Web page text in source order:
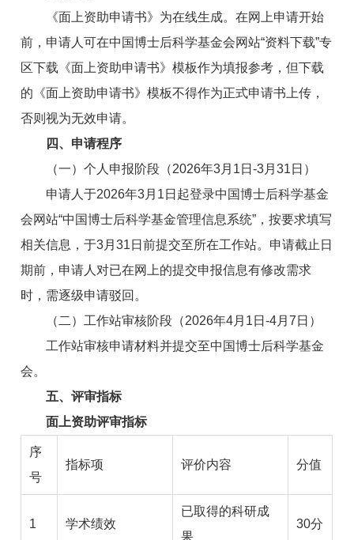
《面上资助申请书》为在线生成。在网上申请开始
前，申请人可在中国博士后科学基金会网站“资料下载”专
区下载《面上资助申请书》模板作为填报参考，但下载
的《面上资助申请书》模板不得作为正式申请书上传，
否则视为无效申请。
四、申请程序
（一）个人申报阶段（2026年3月1日-3月31日）
申请人于2026年3月1日起登录中国博士后科学基金
会网站“中国博士后科学基金管理信息系统”，按要求填写
相关信息，于3月31日前提交至所在工作站。申请截止日
期前，申请人对已在网上的提交申报信息有修改需求
时，需逐级申请驳回。
（二）工作站审核阶段（2026年4月1日-4月7日）
工作站审核申请材料并提交至中国博士后科学基金
会。
五、评审指标
面上资助评审指标
序
号
指标项 评价内容 分值
1 学术绩效
已取得的科研成
果
30分